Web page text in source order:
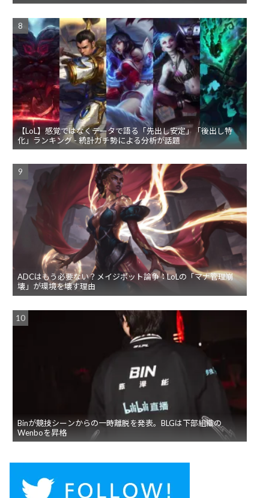
【LoL】感覚ではなくデータで語る「先出し安定」「後出し特
化」ランキング - 統計ガチ勢による分析が話題
ADCはもう必要ない？メイジボット論争：LoLの「マナ管理崩
壊」が環境を壊す理由
Binが競技シーンからの一時離脱を発表。BLGは下部組織の
Wenboを昇格